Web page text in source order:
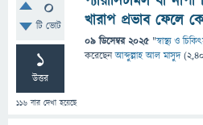
0
টি ভোট
1
উত্তর
116 বার দেখা হয়েছে
খারাপ প্রভাব ফেলে
09 ডিসেম্বর 2025 "স্বাস্থ্য ও
করেছেনআব্দুল্লাহ আল মাসুদ (